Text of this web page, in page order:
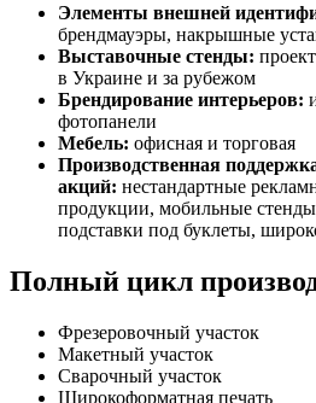
Элементы внешней
брендмауэры, накрышные
Выставочные стенды:
в Украине и за рубежом
Брендирование интерьеров:
фотопанели
Мебель: офисная и торговая
Производственная
акций: нестандартные
продукции, мобильные
подставки под буклеты,
Полный цикл
Фрезеровочный участок
Макетный участок
Сварочный участок
Широкоформатная печать